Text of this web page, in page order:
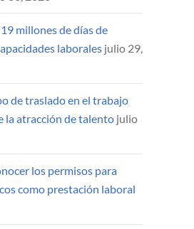
millones de días de
laborales julio 29,
de traslado en el trabajo
la atracción de talento julio
los permisos para
como prestación laboral